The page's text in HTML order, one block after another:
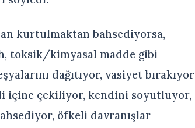
kurtulmaktan bahsediyorsa,
toksik/kimyasal madde gibi
dağıtıyor, vasiyet bırakıyor
içine çekiliyor, kendini soyutluyor,
öfkeli davranışlar